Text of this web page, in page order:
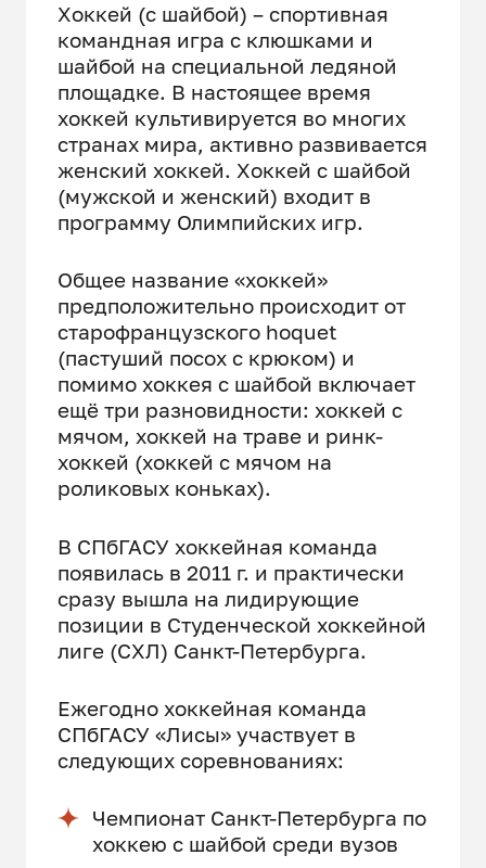
Хоккей (с шайбой) – спортивная
командная игра с клюшками и
шайбой на специальной ледяной
площадке. В настоящее время
хоккей культивируется во многих
странах мира, активно развивается
женский хоккей. Хоккей с шайбой
(мужской и женский) входит в
программу Олимпийских игр.
Общее название «хоккей»
предположительно происходит от
старофранцузского hoquet
(пастуший посох с крюком) и
помимо хоккея с шайбой включает
ещё три разновидности: хоккей с
мячом, хоккей на траве и ринк-
хоккей (хоккей с мячом на
роликовых коньках).
В СПбГАСУ хоккейная команда
появилась в 2011 г. и практически
сразу вышла на лидирующие
позиции в Студенческой хоккейной
лиге (СХЛ) Санкт-Петербурга.
Ежегодно хоккейная команда
СПбГАСУ «Лисы» участвует в
следующих соревнованиях:
Чемпионат Санкт-Петербурга по
хоккею с шайбой среди вузов